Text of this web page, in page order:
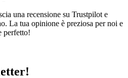
una recensione su Trustpilot e
La tua opinione è preziosa per noi e
perfetto!